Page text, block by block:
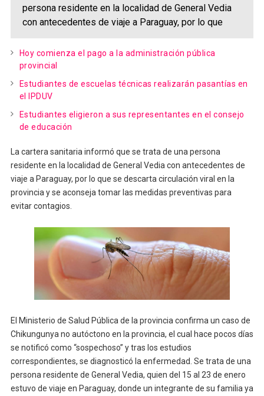
persona residente en la localidad de General Vedia
con antecedentes de viaje a Paraguay, por lo que
Hoy comienza el pago a la administración pública
provincial
Estudiantes de escuelas técnicas realizarán pasantías en
el IPDUV
Estudiantes eligieron a sus representantes en el consejo
de educación
La cartera sanitaria informó que se trata de una persona
residente en la localidad de General Vedia con antecedentes de
viaje a Paraguay, por lo que se descarta circulación viral en la
provincia y se aconseja tomar las medidas preventivas para
evitar contagios.
El Ministerio de Salud Pública de la provincia confirma un caso de
Chikungunya no autóctono en la provincia, el cual hace pocos días
se notificó como “sospechoso” y tras los estudios
correspondientes, se diagnosticó la enfermedad. Se trata de una
persona residente de General Vedia, quien del 15 al 23 de enero
estuvo de viaje en Paraguay, donde un integrante de su familia ya